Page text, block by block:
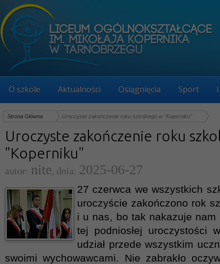
O szkole Aktualności Osiągnięcia Sport
Strona Główna Uroczyste zakończenie roku szkolnego w "Koperniku"
Uroczyste zakończenie roku
"Koperniku"
autor: nite, dnia: 2025-06-27
27 czerwca we wszystkich
uroczyście zakończono rok
i u nas, bo tak nakazuje
tej podniosłej uroczystości
udział przede wszystkim
swoimi wychowawcami. Nie zabrakło